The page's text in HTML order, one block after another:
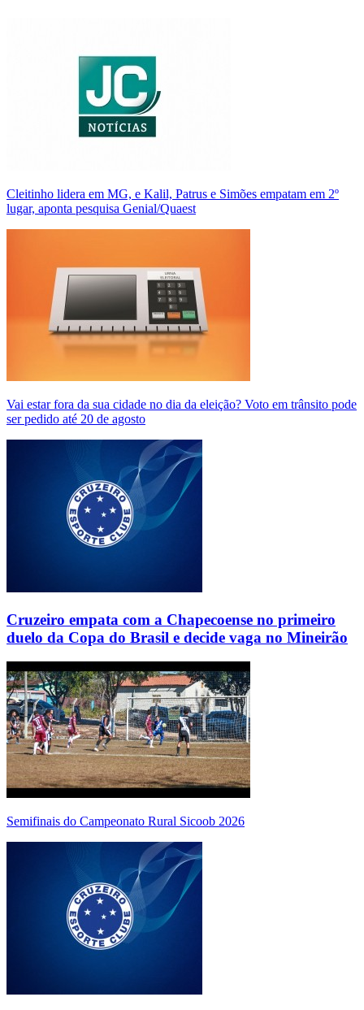
Cleitinho lidera em MG, e Kalil, Patrus e Simões empatam em 2º
lugar, aponta pesquisa Genial/Quaest
Vai estar fora da sua cidade no dia da eleição? Voto em trânsito pode
ser pedido até 20 de agosto
Cruzeiro empata com a Chapecoense no primeiro
duelo da Copa do Brasil e decide vaga no Mineirão
Semifinais do Campeonato Rural Sicoob 2026